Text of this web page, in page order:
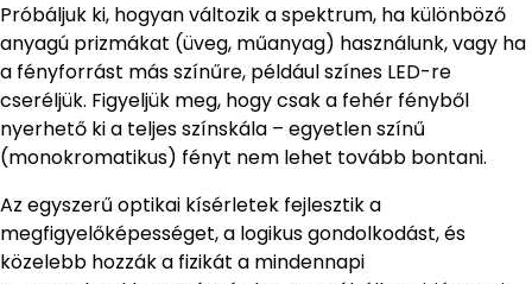
Próbáljuk ki, hogyan változik a spektrum, ha különböző
anyagú prizmákat (üveg, műanyag) használunk, vagy ha
a fényforrást más színűre, például színes LED-re
cseréljük. Figyeljük meg, hogy csak a fehér fényből
nyerhető ki a teljes színskála – egyetlen színű
(monokromatikus) fényt nem lehet tovább bontani.
Az egyszerű optikai kísérletek fejlesztik a
megfigyelőképességet, a logikus gondolkodást, és
közelebb hozzák a fizikát a mindennapi